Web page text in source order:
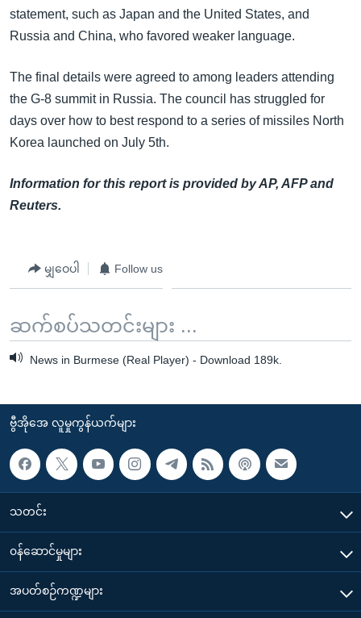
statement, such as Japan and the United States, and
Russia and China, who favored weaker language.
The final details were agreed to among leaders attending
the G-8 summit in Russia. The council has struggled for
days over how to best respond to a series of missiles North
Korea launched on July 5th.
Information for this report is provided by AP, AFP and
Reuters.
မျှဝေပါ Follow us
ဆက်စပ်သတင်းများ ...
News in Burmese (Real Player) - Download 189k.
ဗွီအိုအေ လူမှုကွန်ယက်များ
သတင်း
၀န်ဆောင်မှုများ
အပတ်စဉ်ကဏ္ဍများ